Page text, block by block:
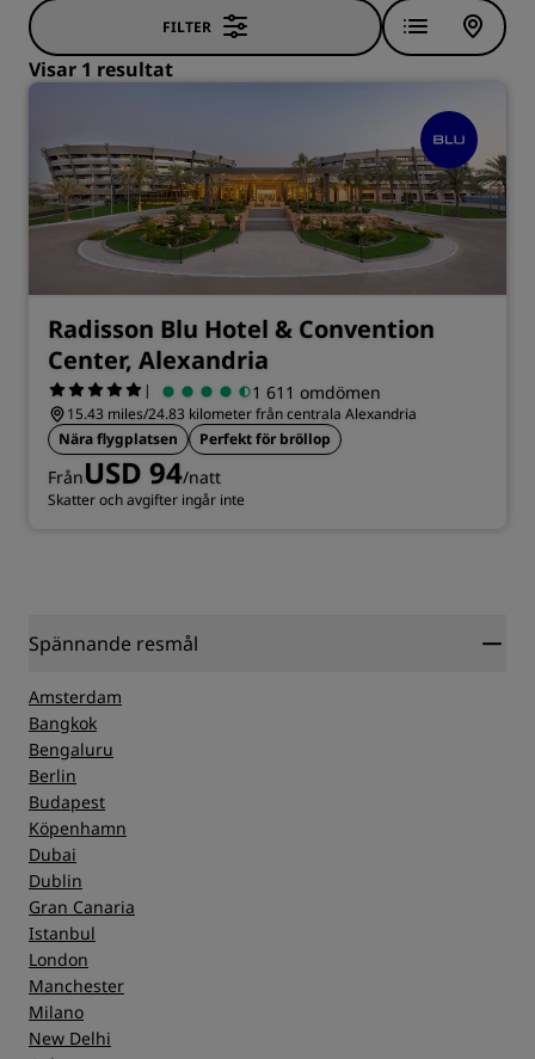
FILTER
Visar 1 resultat
Radisson Blu Hotel & Convention
Center, Alexandria
| 1 611 omdömen
15.43 miles/24.83 kilometer från centrala Alexandria
Nära flygplatsen
Perfekt för bröllop
FrånUSD 94/natt
Skatter och avgifter ingår inte
Spännande resmål
Amsterdam
Bangkok
Bengaluru
Berlin
Budapest
Köpenhamn
Dubai
Dublin
Gran Canaria
Istanbul
London
Manchester
Milano
New Delhi